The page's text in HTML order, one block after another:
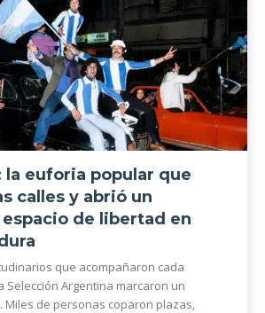
la euforia popular que
calles y abrió un
de libertad en
que acompañaron cada
Selección Argentina marcaron un
de personas coparon plazas,